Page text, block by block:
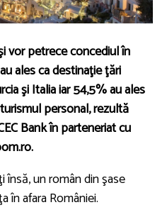
vor petrece concediul în
ales ca destinaţie ţări
şi Italia iar 54,5% au ales
personal, rezultă
Bank în parteneriat cu
un român din şase
în afara României.